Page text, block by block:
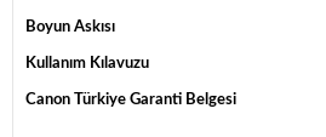
Boyun Askısı
Kullanım Kılavuzu
Canon Türkiye Garanti Belgesi